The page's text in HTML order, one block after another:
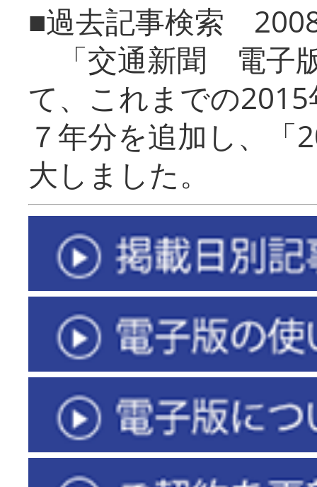
■過去記事検索
「交通新聞 電子
て、これまでの
７年分を追加し、「
大しまし